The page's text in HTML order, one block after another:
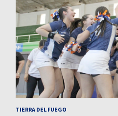
TIERRA DEL FUEGO